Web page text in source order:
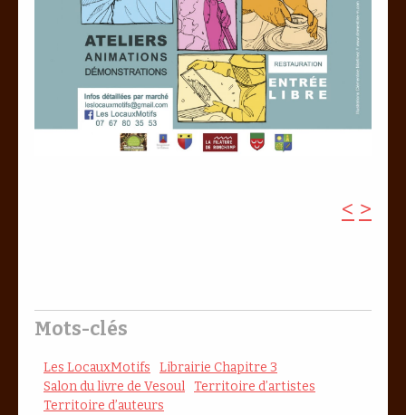
< >
Mots-clés
Les LocauxMotifs
Librairie Chapitre 3
Salon du livre de Vesoul Territoire d’artistes
Territoire d’auteurs